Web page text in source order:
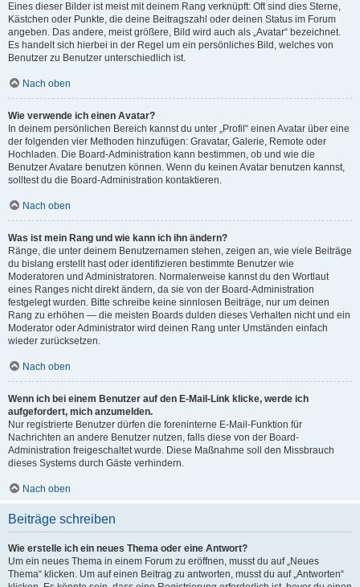
Eines dieser Bilder ist meist mit deinem Rang verknüpft: Oft sind dies Sterne,
Kästchen oder Punkte, die deine Beitragszahl oder deinen Status im Forum
angeben. Das andere, meist größere, Bild wird auch als „Avatar“ bezeichnet.
Es handelt sich hierbei in der Regel um ein persönliches Bild, welches von
Benutzer zu Benutzer unterschiedlich ist.
Nach oben
Wie verwende ich einen Avatar?
In deinem persönlichen Bereich kannst du unter „Profil“ einen Avatar über eine
der folgenden vier Methoden hinzufügen: Gravatar, Galerie, Remote oder
Hochladen. Die Board-Administration kann bestimmen, ob und wie die
Benutzer Avatare benutzen können. Wenn du keinen Avatar benutzen kannst,
solltest du die Board-Administration kontaktieren.
Nach oben
Was ist mein Rang und wie kann ich ihn ändern?
Ränge, die unter deinem Benutzernamen stehen, zeigen an, wie viele Beiträge
du bislang erstellt hast oder identifizieren bestimmte Benutzer wie
Moderatoren und Administratoren. Normalerweise kannst du den Wortlaut
eines Ranges nicht direkt ändern, da sie von der Board-Administration
festgelegt wurden. Bitte schreibe keine sinnlosen Beiträge, nur um deinen
Rang zu erhöhen — die meisten Boards dulden dieses Verhalten nicht und ein
Moderator oder Administrator wird deinen Rang unter Umständen einfach
wieder zurücksetzen.
Nach oben
Wenn ich bei einem Benutzer auf den E-Mail-Link klicke, werde ich
aufgefordert, mich anzumelden.
Nur registrierte Benutzer dürfen die foreninterne E-Mail-Funktion für
Nachrichten an andere Benutzer nutzen, falls diese von der Board-
Administration freigeschaltet wurde. Diese Maßnahme soll den Missbrauch
dieses Systems durch Gäste verhindern.
Nach oben
Beiträge schreiben
Wie erstelle ich ein neues Thema oder eine Antwort?
Um ein neues Thema in einem Forum zu eröffnen, musst du auf „Neues
Thema“ klicken. Um auf einen Beitrag zu antworten, musst du auf „Antworten“